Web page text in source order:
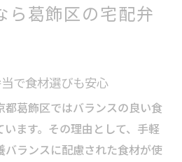
ら葛飾区の宅配弁
で食材選びも安心
葛飾区ではバランスの良い食
ます。その理由として、手軽
バランスに配慮された食材が使